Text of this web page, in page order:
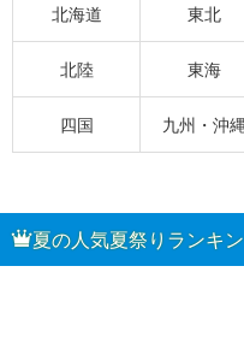
北海道 東北
北陸 東海
四国 九州・沖縄
夏の人気夏祭りランキ